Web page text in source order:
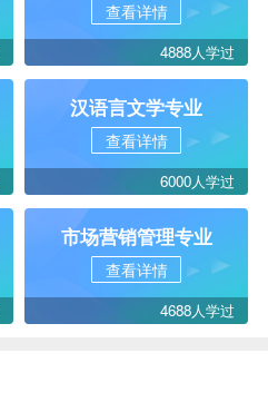
查看详情
4888人学过
汉语言文学专业
查看详情
6000人学过
市场营销管理专业
查看详情
4688人学过